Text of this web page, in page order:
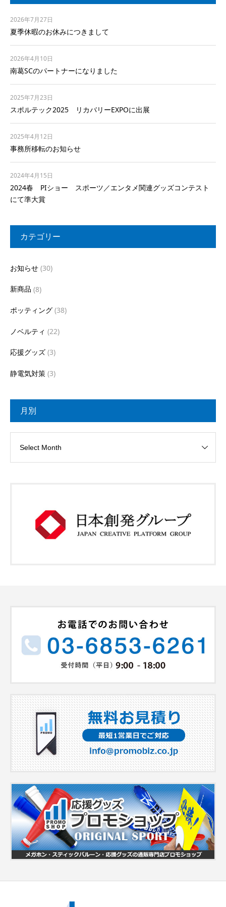
夏季休暇のお休みにつきまして
2026年7月27日
南葛SCのパートナーになりました
2026年4月10日
スポルテック2025 リカバリーEXPOに出展
2025年7月23日
事務所移転のお知らせ
2025年4月12日
2024春 PIショー スポーツ／エンタメ関連グッズコンテスト
にて準大賞
2024年4月15日
カテゴリー
お知らせ (30)
新商品 (8)
ポッティング (38)
ノベルティ (22)
応援グッズ (3)
静電気対策 (3)
月別